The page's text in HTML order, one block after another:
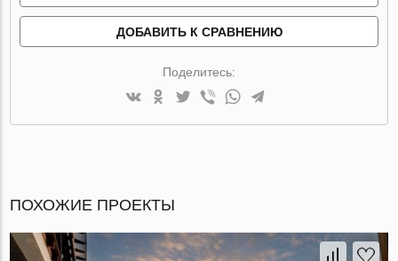
ДОБАВИТЬ К СРАВНЕНИЮ
Поделитесь:
ПОХОЖИЕ ПРОЕКТЫ